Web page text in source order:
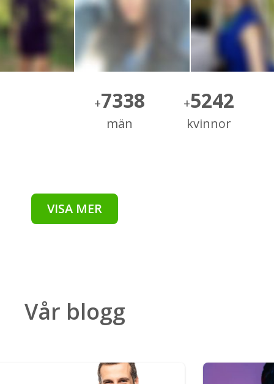
+7338
män
+5242
kvinnor
VISA MER
Vår blogg